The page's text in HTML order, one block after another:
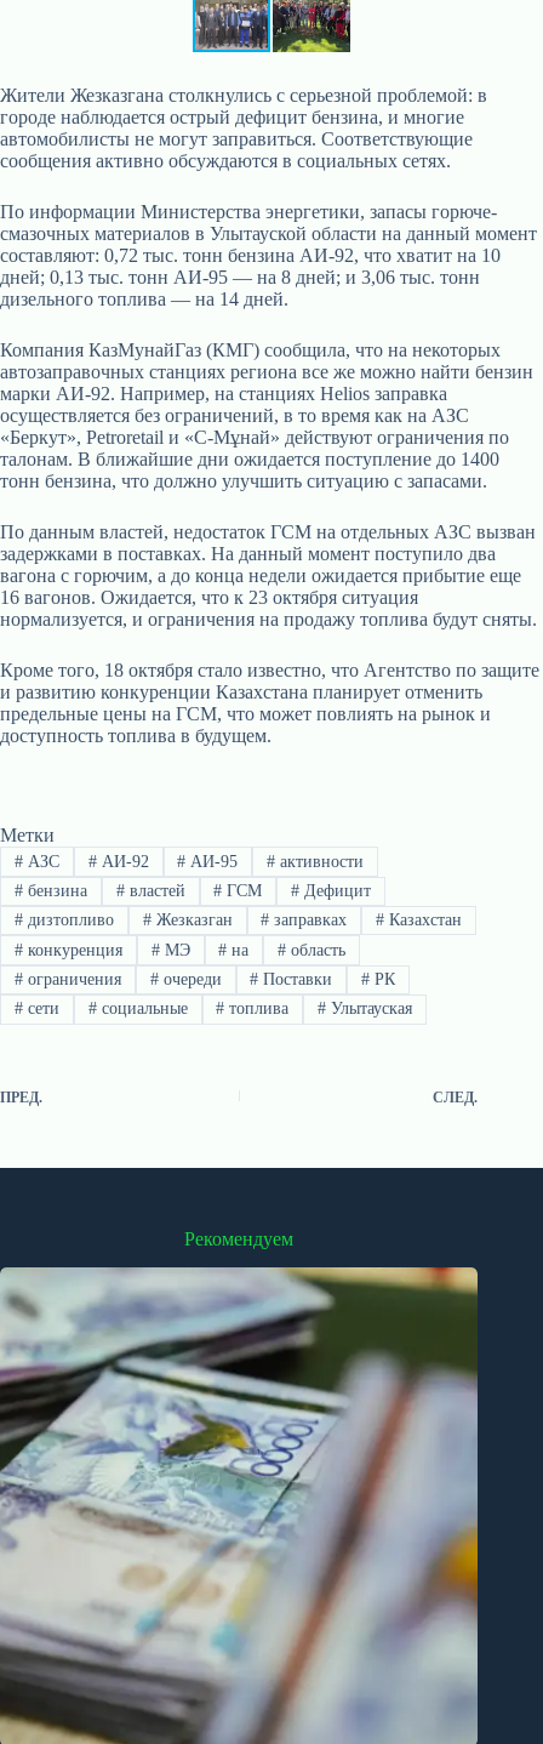
Жители Жезказгана столкнулись с серьезной проблемой: в
городе наблюдается острый дефицит бензина, и многие
автомобилисты не могут заправиться. Соответствующие
сообщения активно обсуждаются в социальных сетях.
По информации Министерства энергетики, запасы горюче-
смазочных материалов в Улытауской области на данный момент
составляют: 0,72 тыс. тонн бензина АИ-92, что хватит на 10
дней; 0,13 тыс. тонн АИ-95 — на 8 дней; и 3,06 тыс. тонн
дизельного топлива — на 14 дней.
Компания КазМунайГаз (КМГ) сообщила, что на некоторых
автозаправочных станциях региона все же можно найти бензин
марки АИ-92. Например, на станциях Helios заправка
осуществляется без ограничений, в то время как на АЗС
«Беркут», Petroretail и «С-Мұнай» действуют ограничения по
талонам. В ближайшие дни ожидается поступление до 1400
тонн бензина, что должно улучшить ситуацию с запасами.
По данным властей, недостаток ГСМ на отдельных АЗС вызван
задержками в поставках. На данный момент поступило два
вагона с горючим, а до конца недели ожидается прибытие еще
16 вагонов. Ожидается, что к 23 октября ситуация
нормализуется, и ограничения на продажу топлива будут сняты.
Кроме того, 18 октября стало известно, что Агентство по защите
и развитию конкуренции Казахстана планирует отменить
предельные цены на ГСМ, что может повлиять на рынок и
доступность топлива в будущем.
Метки
#АЗС #АИ-92 # АИ-95 # активности
#бензина #властей # ГСМ # Дефицит
#дизтопливо #Жезказган # заправках # Казахстан
#конкуренция #МЭ # на # область
#ограничения #очереди # Поставки # РК
#сети #социальные # топлива # Улытауская
ПРЕД. СЛЕД.
Рекомендуем